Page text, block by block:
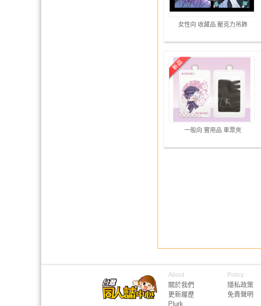
女性向 收藏品 壓克力吊飾
一般向 實用品 車票夾
About
關於我們
更新履歷
Plurk
Policy
隱私政策
免責聲明